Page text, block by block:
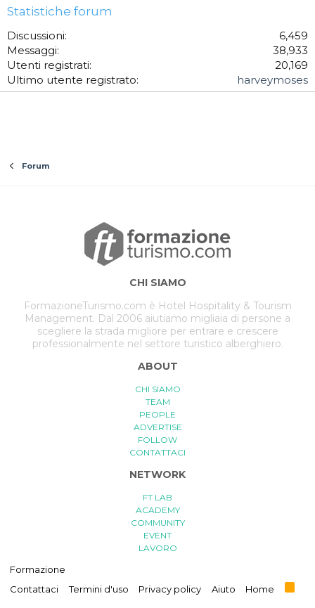
Statistiche forum
Discussioni
6,459
Messaggi
38,933
Utenti registrati
20,169
Ultimo utente registrato
harveymoses
Forum
CHI SIAMO
FormazioneTurismo.com è Hotel Hospitality & Tourism
Management. Dal 2006 aiutiamo migliaia di persone a
scegliere la strada migliore per entrare e crescere
professionalmente nel settore turistico alberghiero.
ABOUT
CHI SIAMO
TEAM
PEOPLE
ADVERTISE
FOLLOW
CONTATTACI
NETWORK
FT LAB
ACADEMY
COMMUNITY
EVENT
LAVORO
Formazione
Contattaci
Termini d'uso Privacy policy Aiuto Home
R
S